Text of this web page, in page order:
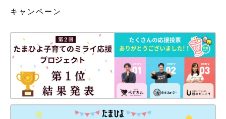
キャンペーン